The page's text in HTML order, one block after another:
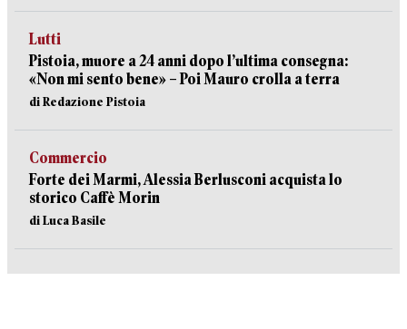
Lutti
Pistoia, muore a 24 anni dopo l’ultima consegna:
«Non mi sento bene» – Poi Mauro crolla a terra
di Redazione Pistoia
Commercio
Forte dei Marmi, Alessia Berlusconi acquista lo
storico Caffè Morin
di Luca Basile